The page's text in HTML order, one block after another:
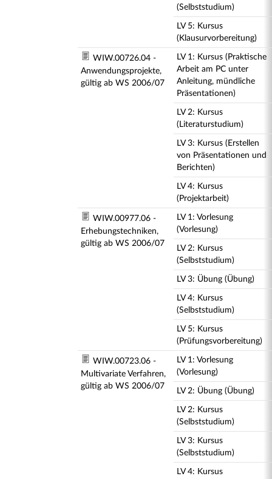
(Selbststudium)
LV 5: Kursus
(Klausurvorbereitung)
WIW.00726.04 -
Anwendungsprojekte,
gültig ab WS 2006/07
LV 1: Kursus (Praktische
Arbeit am PC unter
Anleitung, mündliche
Präsentationen)
LV 2: Kursus
(Literaturstudium)
LV 3: Kursus (Erstellen
von Präsentationen und
Berichten)
LV 4: Kursus
(Projektarbeit)
WIW.00977.06 -
Erhebungstechniken,
gültig ab WS 2006/07
LV 1: Vorlesung
(Vorlesung)
LV 2: Kursus
(Selbststudium)
LV 3: Übung (Übung)
LV 4: Kursus
(Selbststudium)
LV 5: Kursus
(Prüfungsvorbereitung)
WIW.00723.06 -
Multivariate Verfahren,
gültig ab WS 2006/07
LV 1: Vorlesung
(Vorlesung)
LV 2: Übung (Übung)
LV 2: Kursus
(Selbststudium)
LV 3: Kursus
(Selbststudium)
LV 4: Kursus